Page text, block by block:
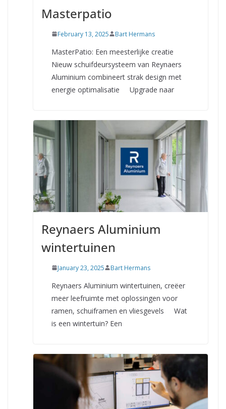
Masterpatio
February 13, 2025 Bart Hermans
MasterPatio: Een meesterlijke creatie
Nieuw schuifdeursysteem van Reynaers
Aluminium combineert strak design met
energie optimalisatie Upgrade naar
Reynaers Aluminium
wintertuinen
January 23, 2025 Bart Hermans
Reynaers Aluminium wintertuinen, creëer
meer leefruimte met oplossingen voor
ramen, schuiframen en vliesgevels Wat
is een wintertuin? Een